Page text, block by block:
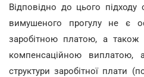
Відповідно до цього підходу
вимушеного прогулу не є
заробітною платою, а
компенсаційною
структури заробітної плати